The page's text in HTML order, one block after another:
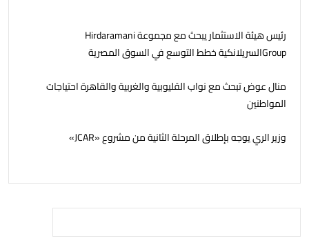
رئيس هيئة الاستثمار يبحث مع مجموعة Hirdaramani
Groupالسريلانكية خطط التوسع في السوق المصرية
منال عوض تبحث مع نواب القليوبية والغربية والقاهرة احتياجات
المواطنين
وزير الري يوجه بإطلاق المرحلة الثانية من مشروع «JCAR»